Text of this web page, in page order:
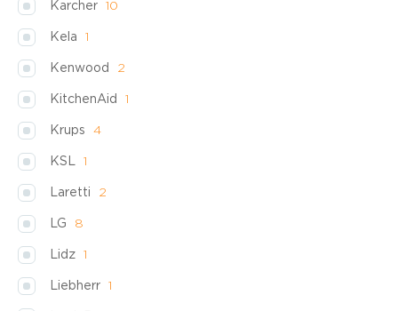
Karcher 10
Kela 1
Kenwood 2
KitchenAid 1
Krups 4
KSL 1
Laretti 2
LG 8
Lidz 1
Liebherr 1